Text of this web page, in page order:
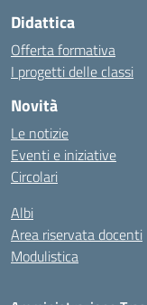
Didattica
Offerta formativa
I progetti delle classi
Novità
Le notizie
Eventi e iniziative
Circolari
Albi
Area riservata docenti
Modulistica